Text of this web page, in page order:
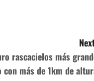
rascacielos más
con más de 1km de